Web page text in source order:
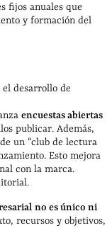
fijos anuales que
y formación del
desarrollo de
encuestas abiertas
publicar. Además,
un “club de lectura
Esto mejora
con la marca.
no es único ni
recursos y objetivos,